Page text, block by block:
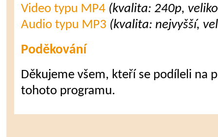
Video typu MP4 (kvalita: 240p,
Audio typu MP3 (kvalita: nejvyšší,
Poděkování
Děkujeme všem, kteří se podíleli na
tohoto programu.